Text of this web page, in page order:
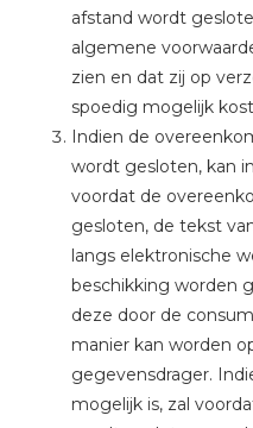
afstand wordt
algemene
zien en dat zij op
spoedig mogelijk
Indien de
wordt gesloten, kan
voordat de
gesloten, de tekst
langs elektronische
beschikking worden
deze door de
manier kan worden
gegevensdrager.
mogelijk is, zal